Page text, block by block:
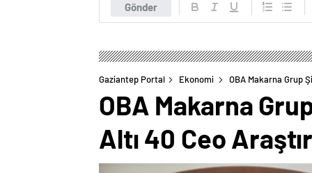
Gönder
Gaziantep Portal Ekonomi OBA Makarna Grup
OBA Makarna
Altı 40 Ceo